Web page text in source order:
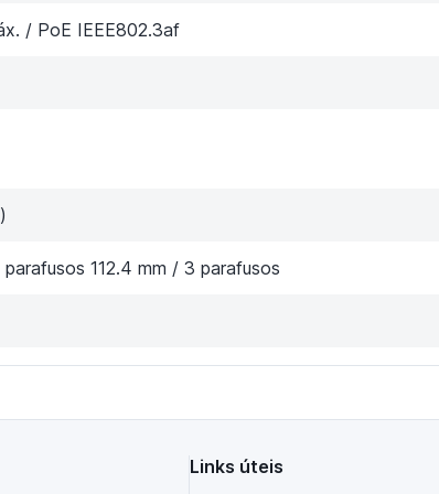
/ PoE IEEE802.3af
112.4 mm / 3 parafusos
Links úteis